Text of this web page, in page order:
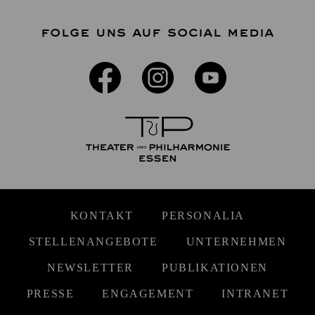
FOLGE UNS AUF SOCIAL MEDIA
KONTAKT PERSONALIA
STELLENANGEBOTE UNTERNEHMEN
NEWSLETTER PUBLIKATIONEN
PRESSE ENGAGEMENT INTRANET